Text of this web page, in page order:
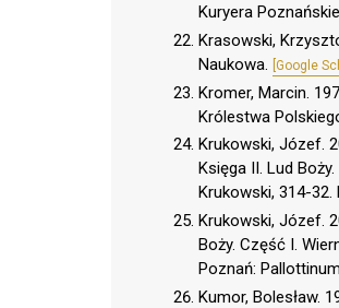
Kuryera
Krasowski,
Naukowa. [Google
Kromer, Marcin.
Królestwa
Krukowski, Józef.
Księga II. Lud
Krukowski, 314-
Krukowski, Józef.
Boży. Część I.
Poznań:
Kumor, Bolesław.